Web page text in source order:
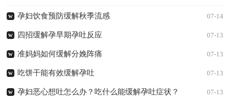
w 孕妇饮食预防缓解秋季流感 07-14
w 四招缓解孕早期孕吐反应 07-13
w 准妈妈如何缓解分娩阵痛 07-13
w 吃饼干能有效缓解孕吐 07-13
w 孕妇恶心想吐怎么办？吃什么能缓解孕吐症状？ 07-13